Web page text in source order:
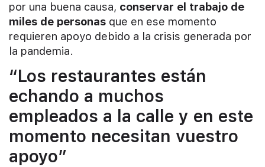
por una buena causa, conservar el trabajo de
miles de personas que en ese momento
requieren apoyo debido a la crisis generada por
la pandemia.
“Los restaurantes están
echando a muchos
empleados a la calle y en este
momento necesitan vuestro
apoyo”